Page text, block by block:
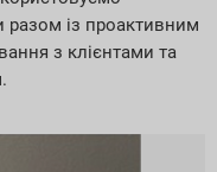
разом із проактивним
з клієнтами та